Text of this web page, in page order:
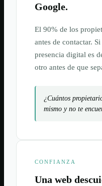
Google.
El 90% de los
antes de contactar.
presencia digital es
otro antes de que
¿Cuántos
mismo y no te
CONFIANZA
Una web